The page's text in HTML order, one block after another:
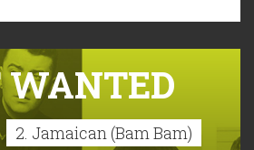
WANTED
2. Jamaican (Bam Bam)